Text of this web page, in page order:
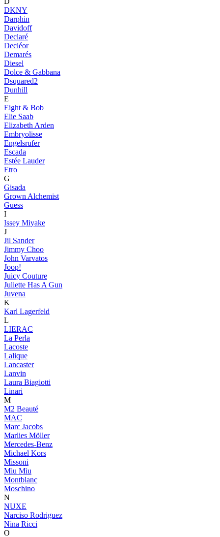
DKNY
Darphin
Davidoff
Declaré
Decléor
Demarés
Diesel
Dolce & Gabbana
Dsquared2
Dunhill
E
Eight & Bob
Elie Saab
Elizabeth Arden
Embryolisse
Engelsrufer
Escada
Estée Lauder
Etro
G
Gisada
Grown Alchemist
Guess
I
Issey Miyake
J
Jil Sander
Jimmy Choo
John Varvatos
Joop!
Juicy Couture
Juliette Has A Gun
Juvena
K
Karl Lagerfeld
L
LIERAC
La Perla
Lacoste
Lalique
Lancaster
Lanvin
Laura Biagiotti
Linari
M
M2 Beauté
MAC
Marc Jacobs
Marlies Möller
Mercedes-Benz
Michael Kors
Missoni
Miu Miu
Montblanc
Moschino
N
NUXE
Narciso Rodriguez
Nina Ricci
O